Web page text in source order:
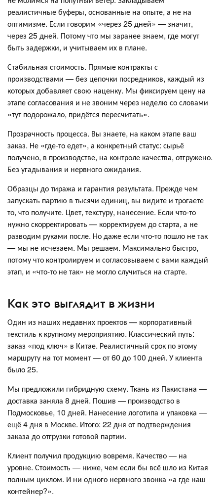
реалистичные буферы, основанные на опыте, а не на
оптимизме. Если говорим «через 25 дней» — значит,
через 25 дней. Потому что мы заранее знаем, где могут
быть задержки, и учитываем их в плане.
Стабильная стоимость. Прямые контракты с
производствами — без цепочки посредников, каждый из
которых добавляет свою наценку. Мы фиксируем цену на
этапе согласования и не звоним через неделю со словами
«тут подорожало, придётся пересчитать».
Прозрачность процесса. Вы знаете, на каком этапе ваш
заказ. Не «где-то едет», а конкретный статус: сырьё
получено, в производстве, на контроле качества, отгружено.
Без угадывания и нервного ожидания.
Образцы до тиража и гарантия результата. Прежде чем
запускать партию в тысячи единиц, вы видите и трогаете
то, что получите. Цвет, текстуру, нанесение. Если что-то
нужно скорректировать — корректируем до старта, а не
разводим руками после. Но даже если что-то пошло не так
— мы не исчезаем. Мы решаем. Максимально быстро,
потому что контролируем и согласовываем с вами каждый
этап, и «что-то не так» не могло случиться на старте.
Как это выглядит в жизни
Один из наших недавних проектов — корпоративный
текстиль к крупному мероприятию. Классический путь:
заказ «под ключ» в Китае. Реалистичный срок по этому
маршруту на тот момент — от 60 до 100 дней. У клиента
было 25.
Мы предложили гибридную схему. Ткань из Пакистана —
доставка заняла 8 дней. Пошив — производство в
Подмосковье, 10 дней. Нанесение логотипа и упаковка —
ещё 4 дня в Москве. Итого: 22 дня от подтверждения
заказа до отгрузки готовой партии.
Клиент получил продукцию вовремя. Качество — на
уровне. Стоимость — ниже, чем если бы всё шло из Китая
полным циклом. И ни одного нервного звонка «а где наш
контейнер?».